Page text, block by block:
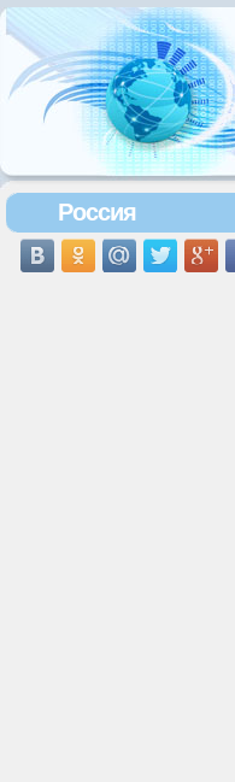
Россия